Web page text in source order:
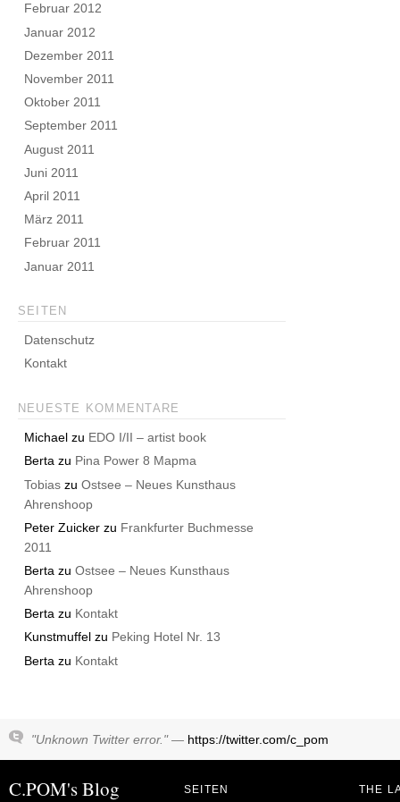
Februar 2012
Januar 2012
Dezember 2011
November 2011
Oktober 2011
September 2011
August 2011
Juni 2011
April 2011
März 2011
Februar 2011
Januar 2011
SEITEN
Datenschutz
Kontakt
NEUESTE KOMMENTARE
Michael zu EDO I/II – artist book
Berta zu Pina Power 8 Mapma
Tobias zuOstsee – Neues Kunsthaus
Ahrenshoop
Peter Zuicker zu Frankfurter Buchmesse
2011
Berta zuOstsee – Neues Kunsthaus
Ahrenshoop
Berta zu Kontakt
Kunstmuffel zu Peking Hotel Nr. 13
Berta zu Kontakt
"Unknown Twitter error." — https://twitter.com/c_pom
C.POM's Blog SEITEN THE